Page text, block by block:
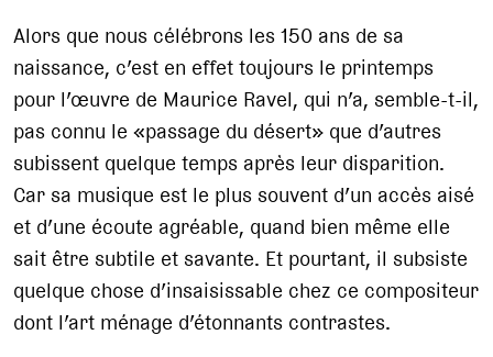
Alors que nous célébrons les 150 ans de sa
naissance, c’est en effet toujours le printemps
pour l’œuvre de Maurice Ravel, qui n’a, semble-t-il,
pas connu le «passage du désert» que d’autres
subissent quelque temps après leur disparition.
Car sa musique est le plus souvent d’un accès aisé
et d’une écoute agréable, quand bien même elle
sait être subtile et savante. Et pourtant, il subsiste
quelque chose d’insaisissable chez ce compositeur
dont l’art ménage d’étonnants contrastes.